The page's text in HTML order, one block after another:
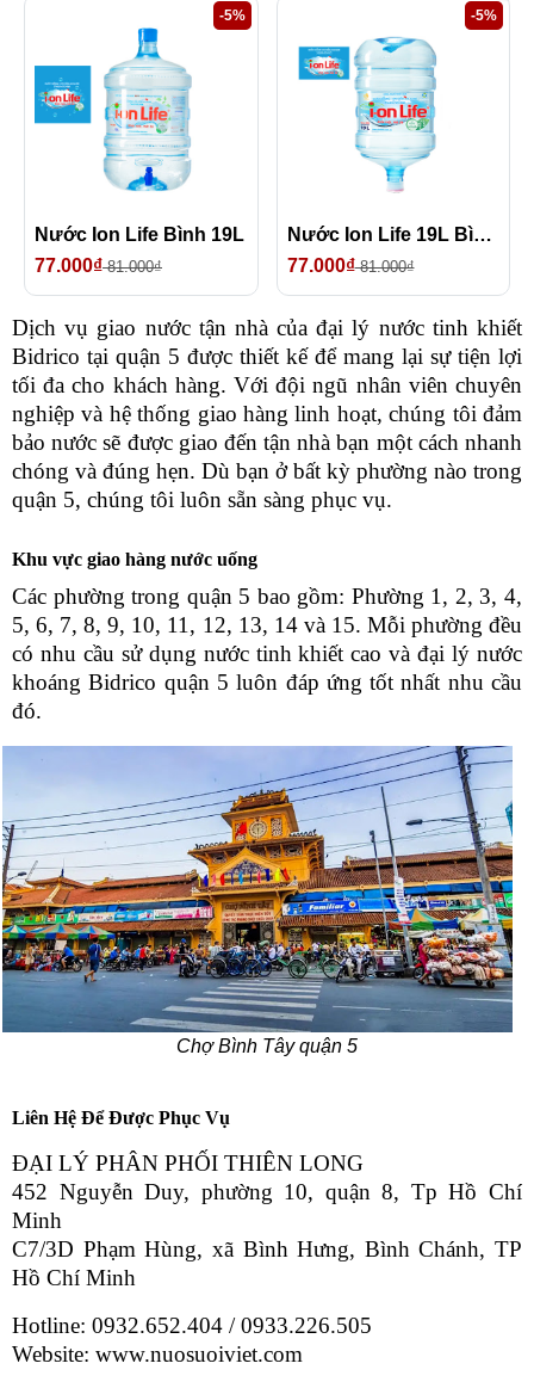
-5%
Nước Ion Life Bình 19L
77.000₫81.000₫
-5%
Nước Ion Life 19L Bình Úp
77.000₫81.000₫
Dịch vụ giao nước tận nhà của đại lý nước tinh khiết
Bidrico tại quận 5 được thiết kế để mang lại sự tiện lợi
tối đa cho khách hàng. Với đội ngũ nhân viên chuyên
nghiệp và hệ thống giao hàng linh hoạt, chúng tôi đảm
bảo nước sẽ được giao đến tận nhà bạn một cách nhanh
chóng và đúng hẹn. Dù bạn ở bất kỳ phường nào trong
quận 5, chúng tôi luôn sẵn sàng phục vụ.
Khu vực giao hàng nước uống
Các phường trong quận 5 bao gồm: Phường 1, 2, 3, 4,
5, 6, 7, 8, 9, 10, 11, 12, 13, 14 và 15. Mỗi phường đều
có nhu cầu sử dụng nước tinh khiết cao và đại lý nước
khoáng Bidrico quận 5 luôn đáp ứng tốt nhất nhu cầu
đó.
Chợ Bình Tây quận 5
Liên Hệ Để Được Phục Vụ
ĐẠI LÝ PHÂN PHỐI THIÊN LONG
452 Nguyễn Duy, phường 10, quận 8, Tp Hồ Chí
Minh
C7/3D Phạm Hùng, xã Bình Hưng, Bình Chánh, TP
Hồ Chí Minh
Hotline: 0932.652.404 / 0933.226.505
Website: www.nuosuoiviet.com